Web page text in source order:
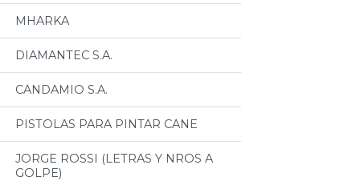
MHARKA
DIAMANTEC S.A.
CANDAMIO S.A.
PISTOLAS PARA PINTAR CANE
JORGE ROSSI (LETRAS Y NROS A
GOLPE)